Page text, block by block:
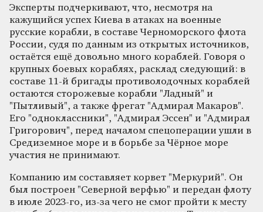
Эксперты подчеркивают, что, несмотря на
кажущийся успех Киева в атаках на военные
русские корабли, в составе Черноморского флота
России, судя по данным из открытых источников,
остаётся ещё довольно много кораблей. Говоря о
крупных боевых кораблях, расклад следующий: в
составе 11-й бригады противолодочных кораблей
остаются сторожевые корабли "Ладный" и
"Пытливый", а также фрегат "Адмирал Макаров".
Его "одноклассники", "Адмирал Эссен" и "Адмирал
Григорович", перед началом спецоперации ушли в
Средиземное море и в борьбе за Чёрное море
участия не принимают.
Компанию им составляет корвет "Меркурий". Он
был построен "Северной верфью" и передан флоту
в июле 2023-го, из-за чего не смог пройти к месту